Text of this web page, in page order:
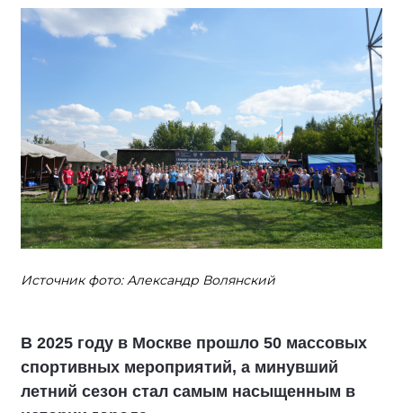
Источник фото: Александр Волянский
В 2025 году в Москве прошло 50 массовых
спортивных мероприятий, а минувший
летний сезон стал самым насыщенным в